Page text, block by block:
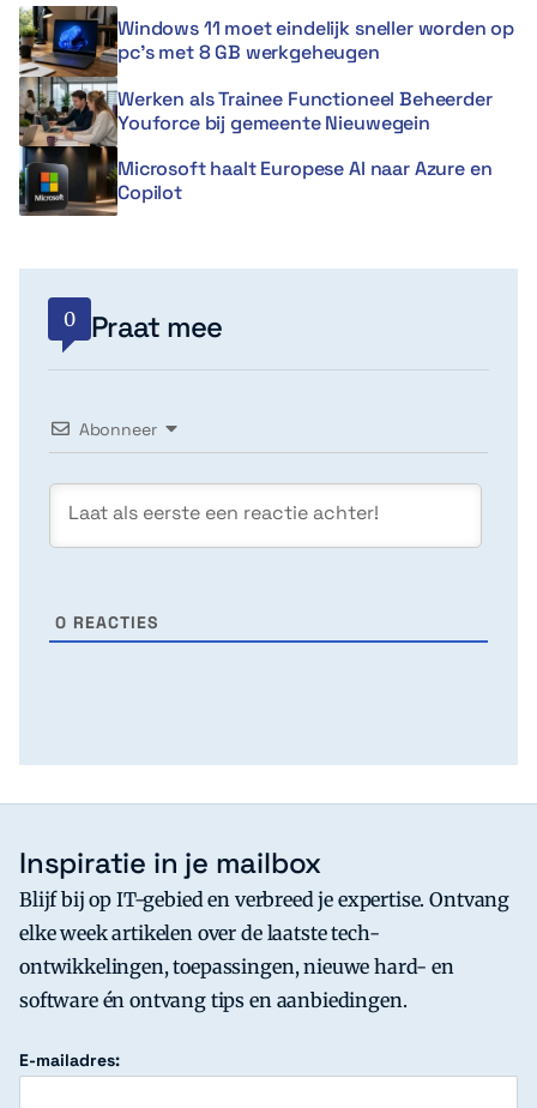
Windows 11 moet eindelijk sneller worden op
pc’s met 8 GB werkgeheugen
Werken als Trainee Functioneel Beheerder
Youforce bij gemeente Nieuwegein
Microsoft haalt Europese AI naar Azure en
Copilot
0 Praat mee
Abonneer
0 REACTIES
Inspiratie in je mailbox
Blijf bij op IT-gebied en verbreed je expertise. Ontvang
elke week artikelen over de laatste tech-
ontwikkelingen, toepassingen, nieuwe hard- en
software én ontvang tips en aanbiedingen.
E-mailadres: